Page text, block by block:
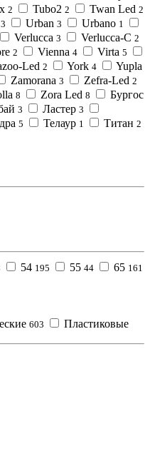
2 Tubo2 2 Twan Led 2
3 Urban 3 Urbano 1
Verlucca 3 Verlucca-C 2
2 Vienna 4 Virta 5
Led 2 York 4 Yupla
Zamorana 3 Zefra-Led 2
8 Zora Led 8 Бургос
3 Ластер 3
5 Телаур 1 Титан 2
54 195 55 44 65 161
603 Пластиковые